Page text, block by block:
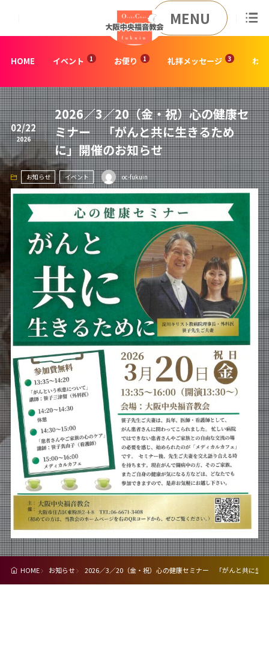
MENU
HOME イベント お便り 礼拝メッセージ わ
02/22
2026
2026／3／20（金・祝）心の健康セ
ミナー 「がんと共に生きるため
に」開催のお知らせ
お知らせ イベント oc-fukuin
HOME お知らせ 2026／3／20（金・祝）心の健康セミナー 「がんと共に生